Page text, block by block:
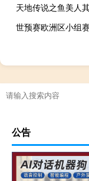
公告